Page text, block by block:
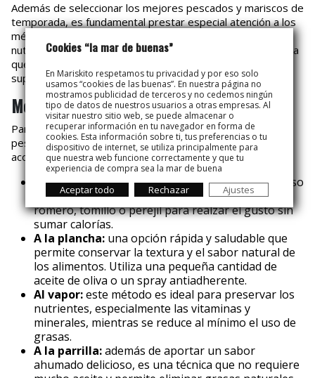
Además de seleccionar los mejores pescados y mariscos de
temporada, es fundamental prestar especial atención a los
métodos de cocinado para maximizar sus beneficios
nutricionales, sin añadir calorías innecesarias. Ten en cuenta
que la forma en que preparas estos alimentos puede
suponer una gran diferencia calórica.
Métodos de cocinado saludables
Para mantener todas las propiedades nutricionales del
pescado y el marisco y evitar un exceso calórico, te
aconsejamos optar por las siguientes técnicas:
Al horno:perfecta para lograr un resultado jugoso
y lleno de sabor. Puedes añadir hierbas como
romero, tomillo o perejil para realzar el gusto sin
sumar calorías.
A la plancha: una opción rápida y saludable que
permite conservar la textura y el sabor natural de
los alimentos. Utiliza una pequeña cantidad de
aceite de oliva o un spray antiadherente.
Al vapor:este método es ideal para preservar los
nutrientes, especialmente las vitaminas y
minerales, mientras se reduce al mínimo el uso de
grasas.
A la parrilla:además de aportar un sabor
ahumado delicioso, es una técnica que no requiere
Cookies “la mar de buenas”
En Mariskito respetamos tu privacidad y por eso solo
usamos “cookies de las buenas”. En nuestra página no
mostramos publicidad de terceros y no cedemos ningún
tipo de datos de nuestros usuarios a otras empresas. Al
visitar nuestro sitio web, se puede almacenar o
recuperar información en tu navegador en forma de
cookies. Esta información sobre ti, tus preferencias o tu
dispositivo de internet, se utiliza principalmente para
que nuestra web funcione correctamente y que tu
experiencia de compra sea la mar de buena
Aceptar todo Rechazar Ajustes